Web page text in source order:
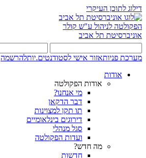
דילוג לתוכן העיקרי
הפקולטה לניהול ע"ש קולר
אוניברסיטת תל אביב
מערכת פניותאזור אישי לסטודנטים.יותלהרשמה
אודות
אודות הפקולטה
מי אנחנו?
דבר הדקאן
תו תקן למצוינות
דירוגים בינלאומיים
סגל מנהלי
ועדות הפקולטה
מה חדש?
חדשות